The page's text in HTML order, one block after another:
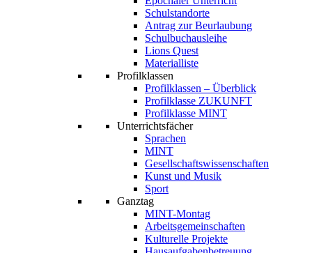
Schulstandorte
Antrag zur Beurlaubung
Schulbuchausleihe
Lions Quest
Materialliste
Profilklassen
Profilklassen – Überblick
Profilklasse ZUKUNFT
Profilklasse MINT
Unterrichtsfächer
Sprachen
MINT
Gesellschaftswissenschaften
Kunst und Musik
Sport
Ganztag
MINT-Montag
Arbeitsgemeinschaften
Kulturelle Projekte